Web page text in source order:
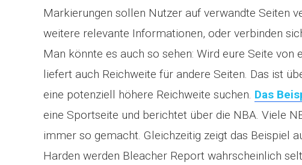
Markierungen sollen Nutzer auf verwandte Seiten
weitere relevante Informationen, oder verbinden
Man könnte es auch so sehen: Wird eure Seite
liefert auch Reichweite für andere Seiten. Das ist
eine potenziell höhere Reichweite suchen. Das
eine Sportseite und berichtet über die NBA. Viele
immer so gemacht. Gleichzeitig zeigt das Beispiel
Harden werden Bleacher Report wahrscheinlich